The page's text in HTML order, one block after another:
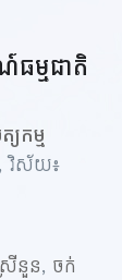
ម្មជាតិ
កម្ម
, វិស័យ៖
នួន, ចក់